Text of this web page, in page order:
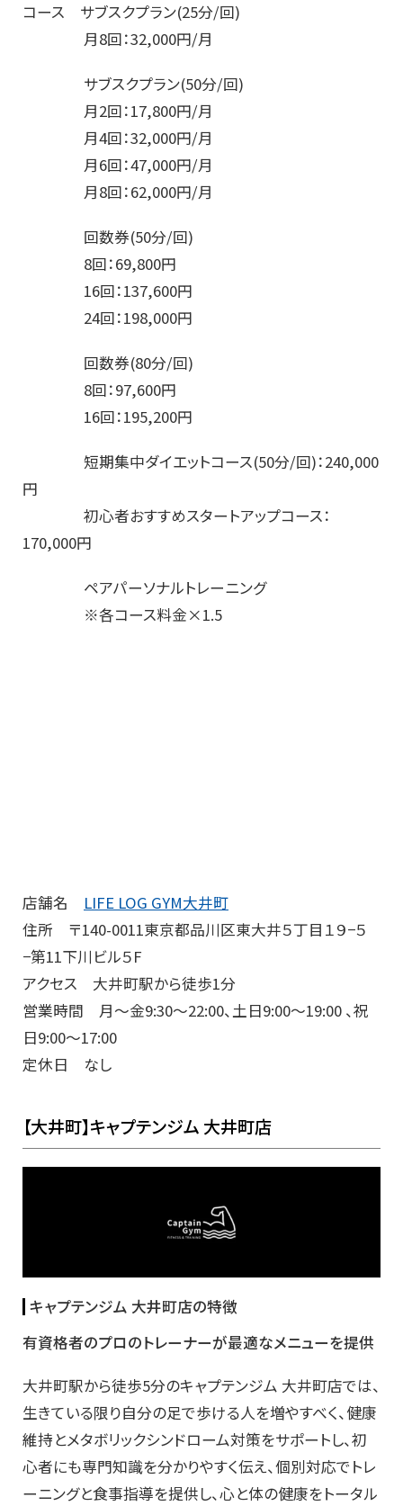
コース サブスクプラン(25分/回)
月8回：32,000円/月
サブスクプラン(50分/回)
月2回：17,800円/月
月4回：32,000円/月
月6回：47,000円/月
月8回：62,000円/月
回数券(50分/回)
8回：69,800円
16回：137,600円
24回：198,000円
回数券(80分/回)
8回：97,600円
16回：195,200円
短期集中ダイエットコース(50分/回)：240,000
円
初心者おすすめスタートアップコース：
170,000円
ペアパーソナルトレーニング
※各コース料金×1.5
店舗名 LIFE LOG GYM大井町
住所 〒140-0011東京都品川区東大井５丁目１９−５
−第11下川ビル５F
アクセス 大井町駅から徒歩1分
営業時間 月～金9:30～22:00、土日9:00～19:00 、祝
日9:00～17:00
定休日 なし
【大井町】キャプテンジム 大井町店
キャプテンジム 大井町店の特徴
有資格者のプロのトレーナーが最適なメニューを提供
大井町駅から徒歩5分のキャプテンジム 大井町店では、
生きている限り自分の足で歩ける人を増やすべく、健康
維持とメタボリックシンドローム対策をサポートし、初
心者にも専門知識を分かりやすく伝え、個別対応でトレ
ーニングと食事指導を提供し、心と体の健康をトータル